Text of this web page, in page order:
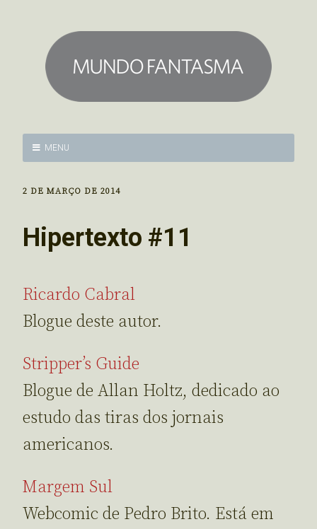
MENU
2 DE MARÇO DE 2014
Hipertexto #11
Ricardo Cabral
Blogue deste autor.
Stripper’s Guide
Blogue de Allan Holtz, dedicado ao
estudo das tiras dos jornais
americanos.
Margem Sul
Webcomic de Pedro Brito. Está em